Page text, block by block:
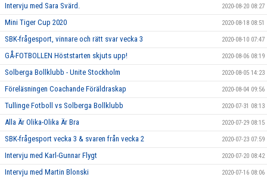
Intervju med Sara Svärd. 2020-08-20 08:27
Mini Tiger Cup 2020 2020-08-18 08:51
SBK-frågesport, vinnare och rätt svar vecka 3 2020-08-10 07:47
GÅ-FOTBOLLEN Höststarten skjuts upp! 2020-08-06 08:19
Solberga Bollklubb - Unite Stockholm 2020-08-05 14:23
Föreläsningen Coachande Föräldraskap 2020-08-04 09:56
Tullinge Fotboll vs Solberga Bollklubb 2020-07-31 08:13
Alla Är Olika-Olika Är Bra 2020-07-29 08:15
SBK-frågesport vecka 3 & svaren från vecka 2 2020-07-23 07:59
Intervju med Karl-Gunnar Flygt 2020-07-20 08:42
Intervju med Martin Blonski 2020-07-16 08:06